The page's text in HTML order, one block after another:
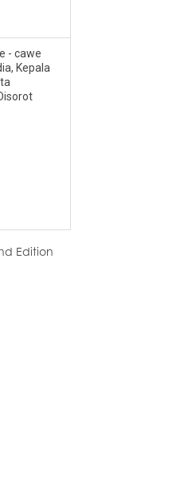
- cawe
Kepala